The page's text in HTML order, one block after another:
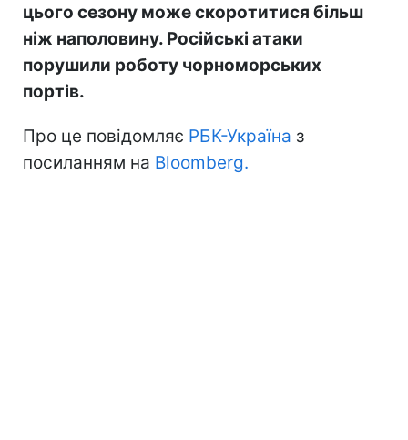
цього сезону може скоротитися більш
ніж наполовину. Російські атаки
порушили роботу чорноморських
портів.
Про це повідомляє РБК-Україна з
посиланням на Bloomberg.